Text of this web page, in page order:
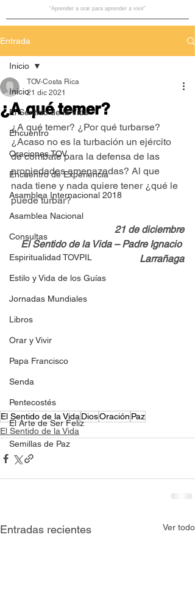
“Aprender a orar para aprender a vivir”
Entrada
Inicio
El Sentido de la Vida
Encuentro
Oraciones TOV
Encuentro de Experiencia
Asamblea Internacional 2018
Asamblea Nacional
Consultas
Espiritualidad TOVPIL
Estilo y Vida de los Guías
Jornadas Mundiales
Libros
Orar y Vivir
Papa Francisco
Senda
Pentecostés
El Arte de Ser Feliz
Semillas de Paz
Inicio
¿A qué temer?
TOV-Costa Rica
21 dic 2021
¿A qué temer? ¿Por qué turbarse?
¿Acaso no es la turbación un ejército
de combate para la defensa de las
propiedades amenazadas? Al que
nada tiene y nada quiere tener ¿qué le
puede turbar?
21 de diciembre
El Sentido de la Vida – Padre Ignacio
Larrañaga
El Sentido de la VidaDiosOración Paz
El Sentido de la Vida
Entradas recientes Ver todo